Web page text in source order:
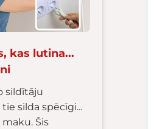
kas lutina...
sildītāju
silda spēcīgi...
Šis